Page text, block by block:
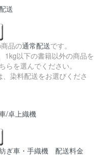
送
品の通常配送です。
1kg以下の書籍以外の商品を
らを選んでください。
染料配送をお選びくださ
/卓上織機
ぎ車・手織機 配送料金